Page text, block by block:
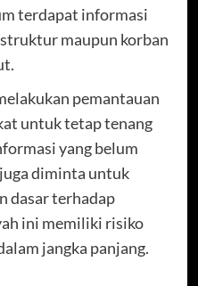
terdapat informasi
maupun korban
pemantauan
untuk tetap tenang
yang belum
diminta untuk
dasar terhadap
ini memiliki risiko
jangka panjang.